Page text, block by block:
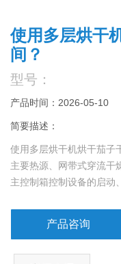
使用多层烘干
间？
型号：
产品时间：2026-05-10
简要描述：
使用多层烘干机烘干茄子
主要热源、网带式穿流干
主控制箱控制设备的启动
率，还提高了果蔬的加工
产品咨询